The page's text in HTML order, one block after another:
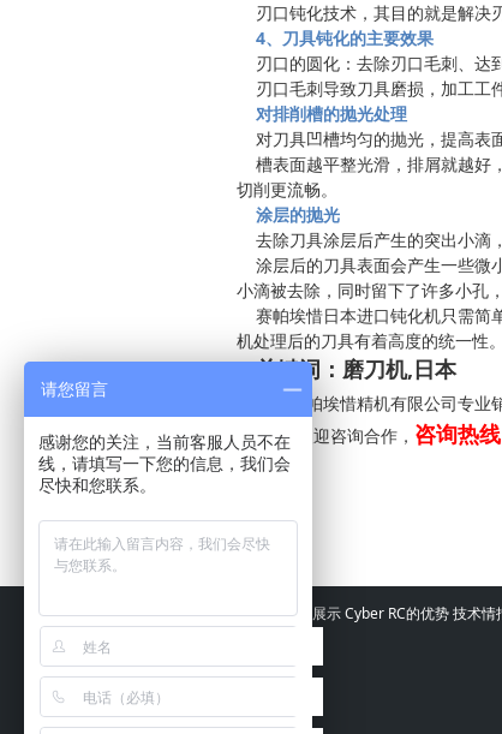
刃口钝化技术，其目的就是解决
4、刀具钝化的主要效果
刃口的圆化：去除刃口毛刺、达
刃口毛刺导致刀具磨损，加工工
对排削槽的抛光处理
对刀具凹槽均匀的抛光，提高表
槽表面越平整光滑，排屑就越好
切削更流畅。
涂层的抛光
去除刀具涂层后产生的突出小滴
涂层后的刀具表面会产生一些微
小滴被去除，同时留下了许多小孔
赛帕埃惜日本进口钝化机只需简
机处理后的刀具有着高度的统一性。
关键词：磨刀机,日本进口
苏州赛帕埃惜精机有限公司专业
化机，欢迎咨询合作， 咨询热
｜主页产品展示Cyber RC的优势技术情
请您留言
感谢您的关注，当前客服人员不在
线，请填写一下您的信息，我们会
尽快和您联系。